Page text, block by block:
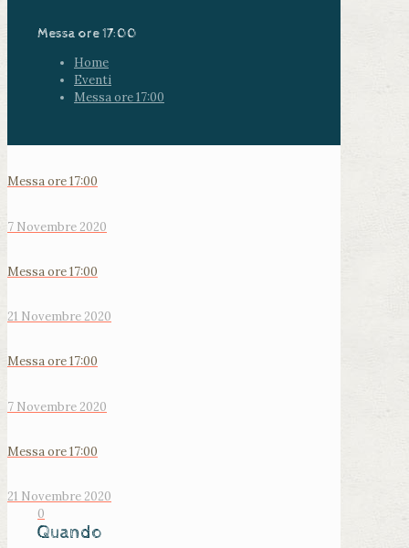
Messa ore 17:00
Home
Eventi
Messa ore 17:00
Messa ore 17:00
7 Novembre 2020
Messa ore 17:00
21 Novembre 2020
Messa ore 17:00
7 Novembre 2020
Messa ore 17:00
21 Novembre 2020
0
Quando